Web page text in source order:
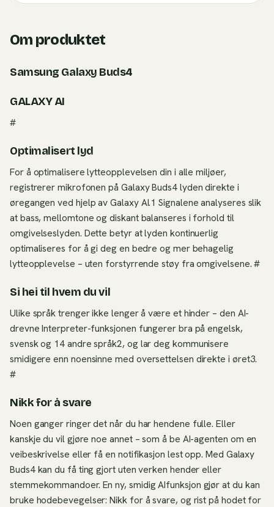
Om produktet
Samsung Galaxy Buds4
GALAXY AI
#
Optimalisert lyd
For å optimalisere lytteopplevelsen din i alle miljøer,
registrerer mikrofonen på Galaxy Buds4 lyden direkte i
øregangen ved hjelp av Galaxy AI.1 Signalene analyseres slik
at bass, mellomtone og diskant balanseres i forhold til
omgivelseslyden. Dette betyr at lyden kontinuerlig
optimaliseres for å gi deg en bedre og mer behagelig
lytteopplevelse – uten forstyrrende støy fra omgivelsene. #
Si hei til hvem du vil
Ulike språk trenger ikke lenger å være et hinder – den AI-
drevne Interpreter-funksjonen fungerer bra på engelsk,
svensk og 14 andre språk2, og lar deg kommunisere
smidigere enn noensinne med oversettelsen direkte i øret3.
#
Nikk for å svare
Noen ganger ringer det når du har hendene fulle. Eller
kanskje du vil gjøre noe annet – som å be AI-agenten om en
veibeskrivelse eller få en notifikasjon lest opp. Med Galaxy
Buds4 kan du få ting gjort uten verken hender eller
stemmekommandoer. En ny, smidig AIfunksjon gjør at du kan
bruke hodebevegelser: Nikk for å svare, og rist på hodet for